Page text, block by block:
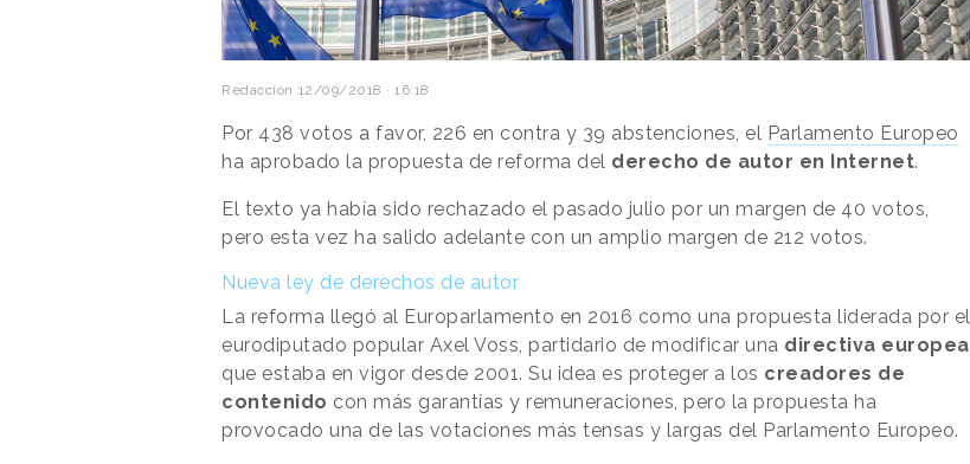
Redacción 12/09/2018 · 16:18
Por 438 votos a favor, 226 en contra y 39 abstenciones, el Parlamento Europeo
ha aprobado la propuesta de reforma del derecho de autor en Internet.
El texto ya había sido rechazado el pasado julio por un margen de 40 votos,
pero esta vez ha salido adelante con un amplio margen de 212 votos.
Nueva ley de derechos de autor
La reforma llegó al Europarlamento en 2016 como una propuesta liderada por el
eurodiputado popular Axel Voss, partidario de modificar una directiva europea
que estaba en vigor desde 2001. Su idea es proteger a los creadores de
contenido con más garantías y remuneraciones, pero la propuesta ha
provocado una de las votaciones más tensas y largas del Parlamento Europeo.